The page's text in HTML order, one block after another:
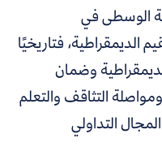
الوسطى في
فتاريخيًا
وضمان
التثاقف والتعلم
التداولي